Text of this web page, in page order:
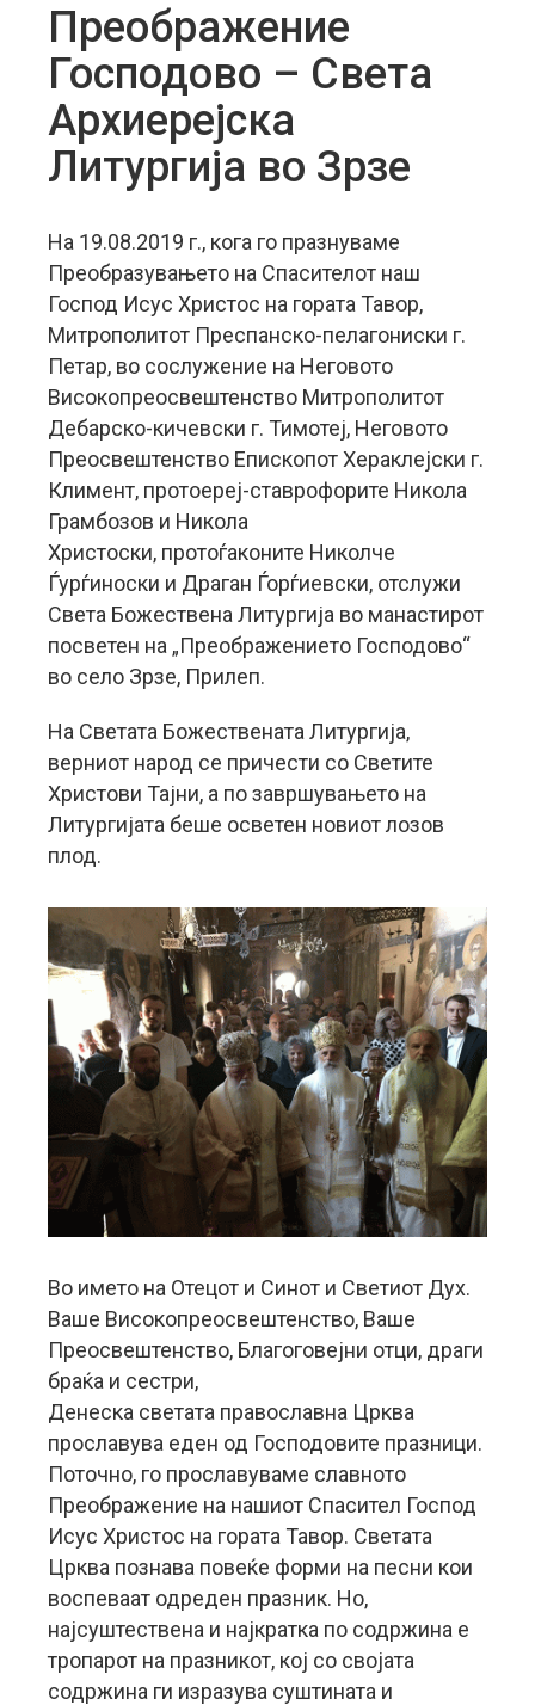
Преображение
Господово – Света
Архиерејска
Литургија во Зрзе
На 19.08.2019 г., кога го празнуваме
Преобразувањето на Спасителот наш
Господ Исус Христос на гората Тавор,
Митрополитот Преспанско-пелагониски г.
Петар, во сослужение на Неговото
Високопреосвештенство Митрополитот
Дебарско-кичевски г. Тимотеј, Неговото
Преосвештенство Епископот Хераклејски г.
Климент, протоереј-ставрофорите Никола
Грамбозов и Никола
Христоски, протоѓаконите Николче
Ѓурѓиноски и Драган Ѓорѓиевски, отслужи
Света Божествена Литургија во манастирот
посветен на „Преображението Господово“
во село Зрзе, Прилеп.
На Светата Божествената Литургија,
верниот народ се причести со Светите
Христови Тајни, а по завршувањето на
Литургијата беше осветен новиот лозов
плод.
Во името на Отецот и Синот и Светиот Дух.
Ваше Високопреосвештенство, Ваше
Преосвештенство, Благоговејни отци, драги
браќа и сестри,
Денеска светата православна Црква
прославува еден од Господовите празници.
Поточно, го прославуваме славното
Преображение на нашиот Спасител Господ
Исус Христос на гората Тавор. Светата
Црква познава повеќе форми на песни кои
воспеваат одреден празник. Но,
најсуштествена и најкратка по содржина е
тропарот на празникот, кој со својата
содржина ги изразува суштината и